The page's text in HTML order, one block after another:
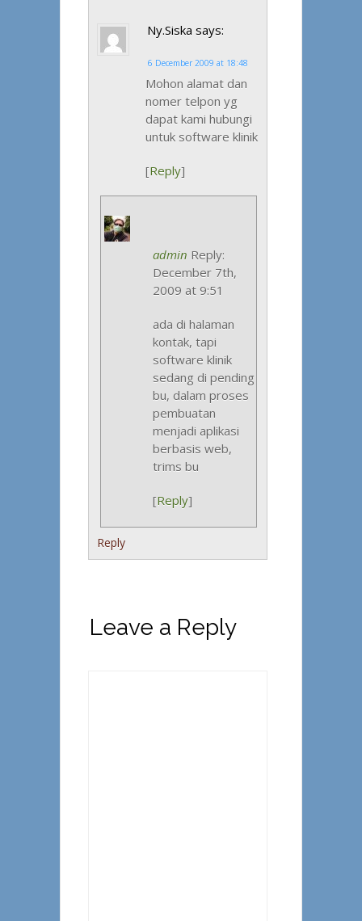
Ny.Siska says:
6 December 2009 at 18:48
Mohon alamat dan
nomer telpon yg
dapat kami hubungi
untuk software klinik
[Reply]
admin Reply:
December 7th,
2009 at 9:51
ada di halaman
kontak, tapi
software klinik
sedang di pending
bu, dalam proses
pembuatan
menjadi aplikasi
berbasis web,
trims bu
[Reply]
Reply
Leave a Reply